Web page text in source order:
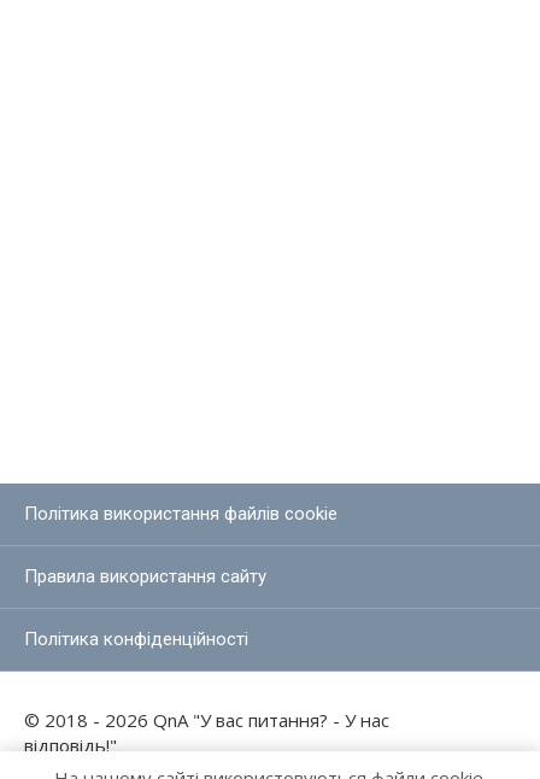
Політика використання файлів cookie
Правила використання сайту
Політика конфіденційності
© 2018 - 2026 QnA "У вас питання? - У нас
відповідь!"